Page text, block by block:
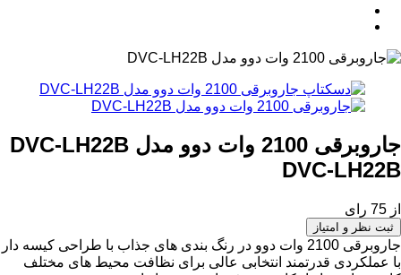
جاروبرقی 2100 وات دوو مدل DVC-LH22B
DVC-LH22B
از 75 رای
ثبت نظر و امتیاز
جاروبرقی 2100 وات دوو در رنگ بندی های جذاب با طراحی کیسه دار
با عملکردی قدرتمند انتخابی عالی برای نظافت محیط های مختلف